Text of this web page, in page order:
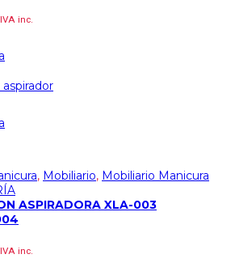
IVA inc.
, Mobiliario, Mobiliario Manicura
ASPIRADORA XLA-003
IVA inc.